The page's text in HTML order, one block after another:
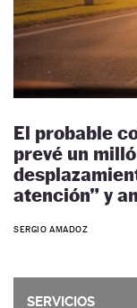
El probable
prevé un
atención” y
SERGIO AMADOZ